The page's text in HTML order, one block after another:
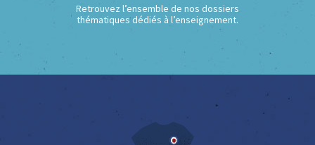
Retrouvez l’ensemble de nos dossiers
thématiques dédiés à l’enseignement.